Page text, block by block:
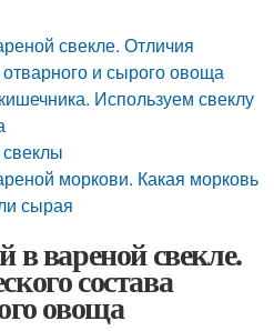
свекле. Отличия
и сырого овоща
Используем свеклу
моркови. Какая морковь
сырая
вареной свекле.
состава
овоща